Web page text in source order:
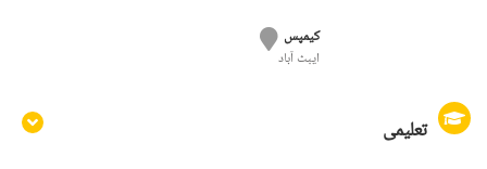
کیمپس
ایبٹ آباد
تعلیمی